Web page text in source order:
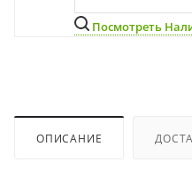
Посмотреть
ОПИСАНИЕ